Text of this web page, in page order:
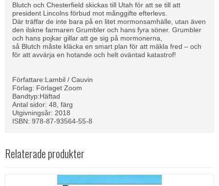
Blutch och Chesterfield skickas till Utah för att se till att
president Lincolns förbud mot månggifte efterlevs.
Där träffar de inte bara på en litet mormonsamhälle, utan även
den ilskne farmaren Grumbler och hans fyra söner. Grumbler
och hans pojkar gillar att ge sig på mormonerna,
så Blutch måste kläcka en smart plan för att mäkla fred – och
för att avvärja en hotande och helt oväntad katastrof!
Författare:Lambil / Cauvin
Förlag: Förlaget Zoom
Bandtyp:Häftad
Antal sidor: 48, färg
Utgivningsår: 2018
ISBN: 978-87-93564-55-8
Relaterade produkter